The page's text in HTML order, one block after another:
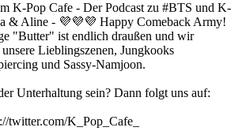
K-Pop Cafe - Der Podcast zu #BTS und K-
& Aline - 💜💜💜 Happy Comeback Army!
"Butter" ist endlich draußen und wir
Lieblingszenen, Jungkooks
und Sassy-Namjoon.
Unterhaltung sein? Dann folgt uns auf:
twitter.com/K_Pop_Cafe_